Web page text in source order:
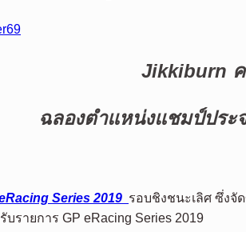
Jikkiburn
ฉลองตำแหน่งแชมป์ประ
Series 2019 รอบชิงชนะเลิศ ซึ่งจั
รายการ GP eRacing Series 2019